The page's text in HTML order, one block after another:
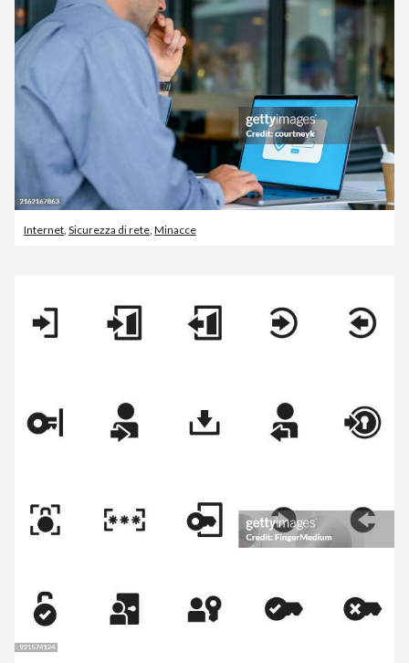
Internet Sicurezza di rete Minacce